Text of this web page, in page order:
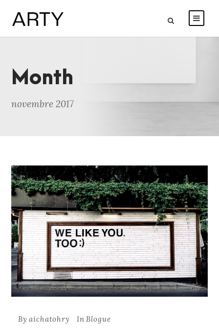
Month
novembre 2017
By aichatohry In Blogue